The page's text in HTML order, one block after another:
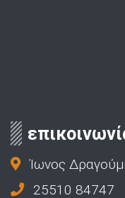
Ίωνος
25510 84747